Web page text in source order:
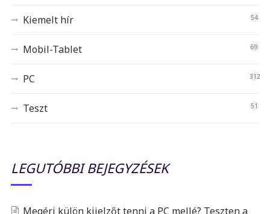
Kiemelt hír 54
Mobil-Tablet 69
PC 312
Teszt 51
LEGUTÓBBI BEJEGYZÉSEK
Megéri külön kijelzőt tenni a PC mellé? Teszten a